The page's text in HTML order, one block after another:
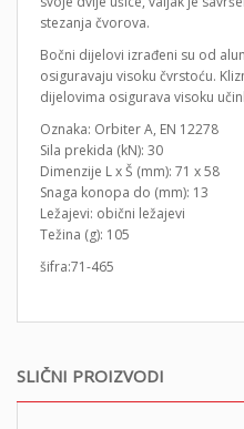
SLIČNI PROIZVODI
stezanja čvorova.
Bočni dijelovi izrađeni su od
osiguravaju visoku čvrstoću.
dijelovima osigurava visoku
Oznaka: Orbiter A, EN 12278
Sila prekida (kN): 30
Dimenzije L x Š (mm): 71 x 58
Snaga konopa do (mm): 13
Ležajevi: obični ležajevi
Težina (g): 105
šifra:71-465